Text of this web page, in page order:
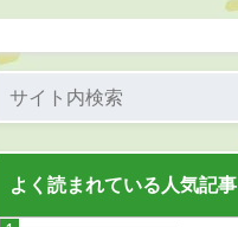
よく読まれている人気記事